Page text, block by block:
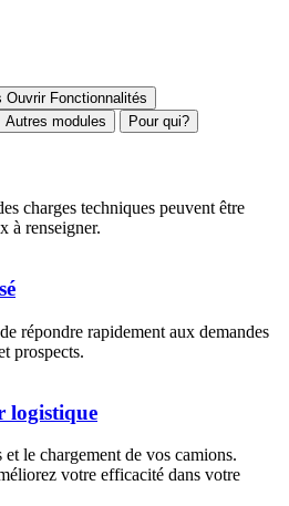
Ouvrir Fonctionnalités
Autres modules Pour qui?
charges techniques peuvent être
à renseigner.
répondre rapidement aux demandes
prospects.
logistique
le chargement de vos camions.
votre efficacité dans votre